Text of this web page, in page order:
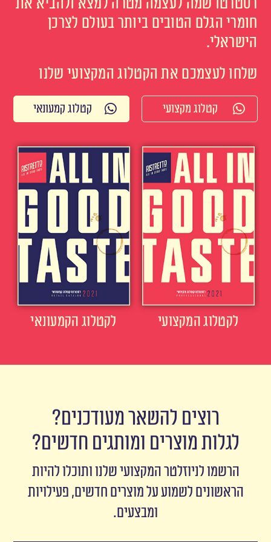
חומרי הגלם הטובים ביותר בעולם לצרכן
הישראלי.
שלחו לעצמכם את הקטלוג המקצועי שלנו
קטלוג מקצועי קטלוג קמעונאי
לקטלוג הקמעונאי לקטלוג המקצועי
רוצים להשאר מעודכנים?
לגלות מוצרים ומותגים חדשים?
הרשמו לניוזלטר המקצועי שלנו ותוכלו להיות
הראשונים לשמוע על מוצרים חדשים, פעילויות
ומבצעים.